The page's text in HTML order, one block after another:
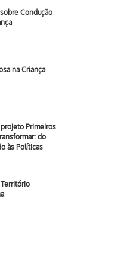
Condução
na Criança
Primeiros
do
às Políticas